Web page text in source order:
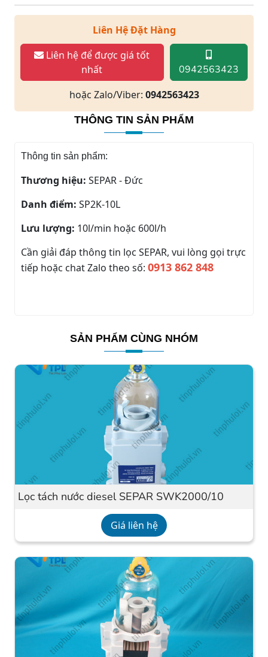
Liên Hệ Đặt Hàng
Liên hệ để được giá tốt
nhất
0942563423
hoặc Zalo/Viber: 0942563423
THÔNG TIN SẢN PHẨM
Thông tin sản phẩm:
Thương hiệu: SEPAR - Đức
Danh điểm: SP2K-10L
Lưu lượng: 10l/min hoặc 600l/h
Cần giải đáp thông tin lọc SEPAR, vui lòng gọi trực
tiếp hoặc chat Zalo theo số: 0913 862 848
SẢN PHẨM CÙNG NHÓM
Lọc tách nước diesel SEPAR SWK2000/10
Giá liên hệ